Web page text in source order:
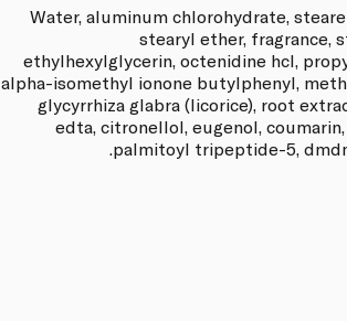
Water, aluminum chlorohydrate,
stearyl ether, fragrance,
ethylhexylglycerin, octenidine hcl,
alpha-isomethyl ionone butylphenyl,
glycyrrhiza glabra (licorice), root
edta, citronellol, eugenol,
palmitoyl tripeptide-5,